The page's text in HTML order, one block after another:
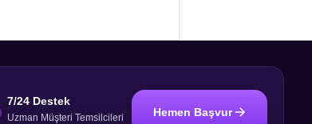
7/24 Destek
Uzman Müşteri Temsilcileri Hemen Başvur